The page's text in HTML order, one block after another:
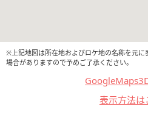
※上記地図は所在地およびロケ地の名称を元に
場合がありますので予めご了承ください。
表示方法は